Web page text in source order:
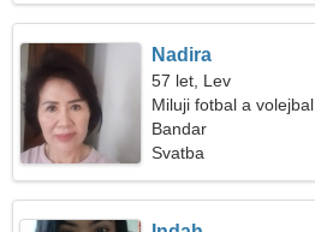
Nadira
57 let, Lev
Miluji fotbal a volejbal
Bandar
Svatba